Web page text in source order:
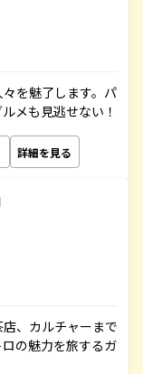
を魅了します。パ
メも見逃せない！
詳細を見る
、カルチャーまで
の魅力を旅するガ